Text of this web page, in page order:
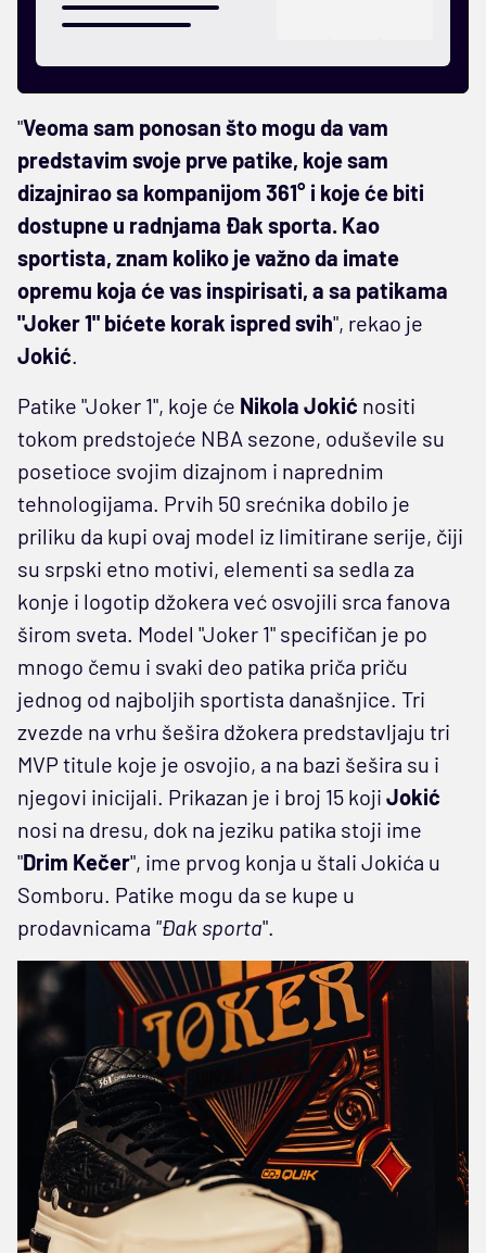
"Veoma sam ponosan što mogu da vam
predstavim svoje prve patike, koje sam
dizajnirao sa kompanijom 361° i koje će biti
dostupne u radnjama Đak sporta. Kao
sportista, znam koliko je važno da imate
opremu koja će vas inspirisati, a sa patikama
"Joker 1" bićete korak ispred svih", rekao je
Jokić.
Patike "Joker 1", koje će Nikola Jokić nositi
tokom predstojeće NBA sezone, oduševile su
posetioce svojim dizajnom i naprednim
tehnologijama. Prvih 50 srećnika dobilo je
priliku da kupi ovaj model iz limitirane serije, čiji
su srpski etno motivi, elementi sa sedla za
konje i logotip džokera već osvojili srca fanova
širom sveta. Model "Joker 1" specifičan je po
mnogo čemu i svaki deo patika priča priču
jednog od najboljih sportista današnjice. Tri
zvezde na vrhu šešira džokera predstavljaju tri
MVP titule koje je osvojio, a na bazi šešira su i
njegovi inicijali. Prikazan je i broj 15 koji Jokić
nosi na dresu, dok na jeziku patika stoji ime
"Drim Kečer", ime prvog konja u štali Jokića u
Somboru. Patike mogu da se kupe u
prodavnicama "Đak sporta".